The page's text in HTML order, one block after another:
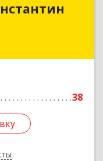
38
Подробнее